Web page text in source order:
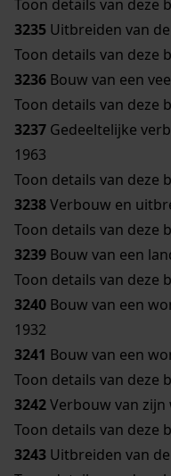
Toon details van deze
3235 Uitbreiden van
Toon details van deze
3236 Bouw van een
Toon details van deze
3237 Gedeeltelijke
1963
Toon details van deze
3238Verbouw en
Toon details van deze
3239 Bouw van een
Toon details van deze
3240 Bouw van een
1932
3241 Bouw van een
Toon details van deze
3242Verbouw van zijn
Toon details van deze
3243 Uitbreiden van